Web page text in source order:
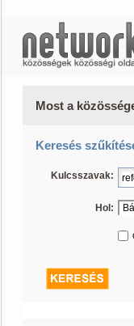
Most a
Keresés
Kulcsszavak:
Hol: